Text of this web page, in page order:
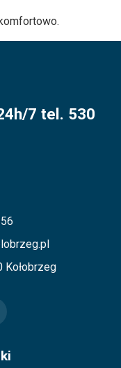
7 tel. 530
Kołobrzeg